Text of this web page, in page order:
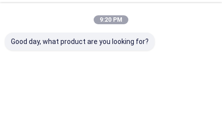
9:20 PM
Good day, what product are you looking for?